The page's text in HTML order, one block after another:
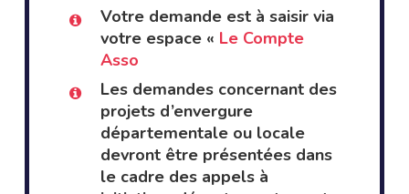
Votre demande est à saisir via
votre espace « Le Compte
Asso
Les demandes concernant des
projets d’envergure
départementale ou locale
devront être présentées dans
le cadre des appels à